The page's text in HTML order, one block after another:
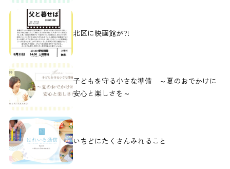
北区に映画館が?!
子どもを守る小さな準備 ～夏のおでかけに
安心と楽しさを～
いちどにたくさんみれること